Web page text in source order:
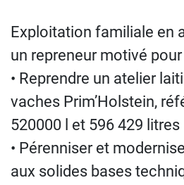
Exploitation familiale en
un repreneur motivé pour
• Reprendre un atelier
vaches Prim’Holstein,
520000 l et 596 429
• Pérenniser et
aux solides bases